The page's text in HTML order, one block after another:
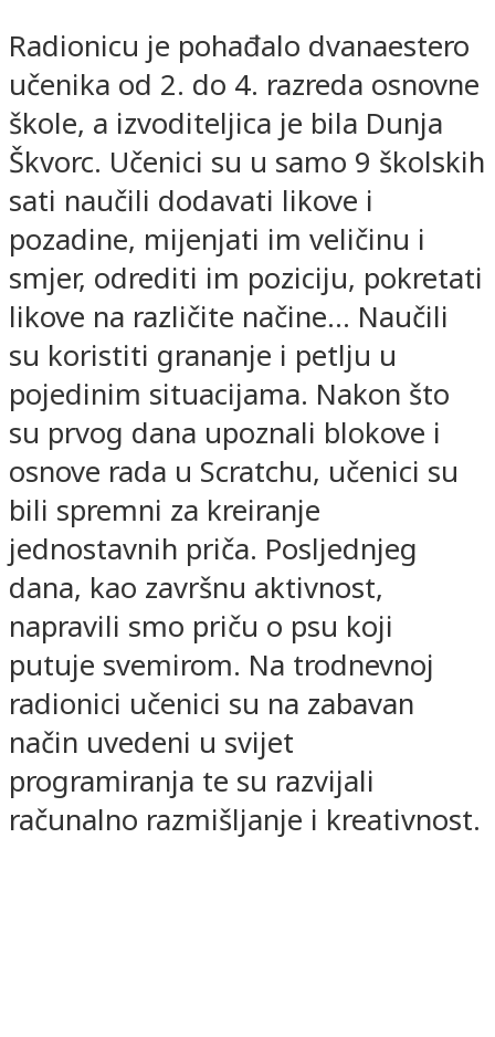
Radionicu je pohađalo dvanaestero
učenika od 2. do 4. razreda osnovne
škole, a izvoditeljica je bila Dunja
Škvorc. Učenici su u samo 9 školskih
sati naučili dodavati likove i
pozadine, mijenjati im veličinu i
smjer, odrediti im poziciju, pokretati
likove na različite načine… Naučili
su koristiti grananje i petlju u
pojedinim situacijama. Nakon što
su prvog dana upoznali blokove i
osnove rada u Scratchu, učenici su
bili spremni za kreiranje
jednostavnih priča. Posljednjeg
dana, kao završnu aktivnost,
napravili smo priču o psu koji
putuje svemirom. Na trodnevnoj
radionici učenici su na zabavan
način uvedeni u svijet
programiranja te su razvijali
računalno razmišljanje i kreativnost.